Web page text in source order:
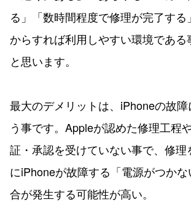
る」「数時間程度で修理が完了す
からすれば利用しやすい環境である
と思います。
最大のデメリットは、iPhoneの故
う事です。Appleが認めた修理工程
証・承認を受けていない事で、修理
にiPhoneが故障する「電源がつか
合が発生する可能性が高い。